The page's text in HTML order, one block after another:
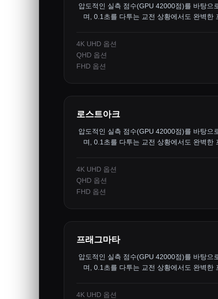
압도적인 실측 점수(GPU 42000점)를 바탕으
며, 0.1초를 다투는 교전 상황에서도 완벽한
4K UHD 옵션
QHD 옵션
FHD 옵션
로스트아크
압도적인 실측 점수(GPU 42000점)를 바탕으
며, 0.1초를 다투는 교전 상황에서도 완벽한
4K UHD 옵션
QHD 옵션
FHD 옵션
프래그마타
압도적인 실측 점수(GPU 42000점)를 바탕으
며, 0.1초를 다투는 교전 상황에서도 완벽한
4K UHD 옵션